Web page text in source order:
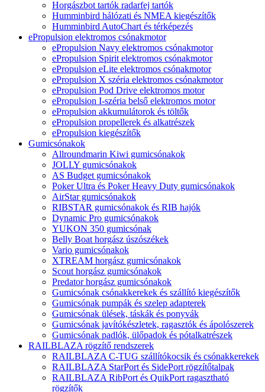
Horgászbot tartók radarfej tartók
Humminbird hálózati és NMEA kiegészítők
Humminbird AutoChart és térképezés
ePropulsion elektromos csónakmotor
ePropulsion Navy elektromos csónakmotor
ePropulsion Spirit elektromos csónakmotor
ePropulsion eLite elektromos csónakmotor
ePropulsion X széria elektromos csónakmotor
ePropulsion Pod Drive elektromos motor
ePropulsion I-széria belső elektromos motor
ePropulsion akkumulátorok és töltők
ePropulsion propellerek és alkatrészek
ePropulsion kiegészítők
Gumicsónakok
Allroundmarin Kiwi gumicsónakok
JOLLY gumicsónakok
AS Budget gumicsónakok
Poker Ultra és Poker Heavy Duty gumicsónakok
AirStar gumicsónakok
RIBSTAR gumicsónakok és RIB hajók
Dynamic Pro gumicsónakok
YUKON 350 gumicsónak
Belly Boat horgász úszószékek
Vario gumicsónakok
XTREAM horgász gumicsónakok
Scout horgász gumicsónakok
Predator horgász gumicsónakok
Gumicsónak csónakkerekek és szállító kiegészítők
Gumicsónak pumpák és szelep adapterek
Gumicsónak ülések, táskák és ponyvák
Gumicsónak javítókészletek, ragasztók és ápolószerek
Gumicsónak padlók, ülőpadok és pótalkatrészek
RAILBLAZA rögzítő rendszerek
RAILBLAZA C-TUG szállítókocsik és csónakkerekek
RAILBLAZA StarPort és SidePort rögzítőtalpak
RAILBLAZA RibPort és QuikPort ragasztható
rögzítők